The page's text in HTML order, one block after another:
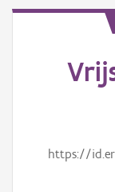
Erfgoedobject
https://